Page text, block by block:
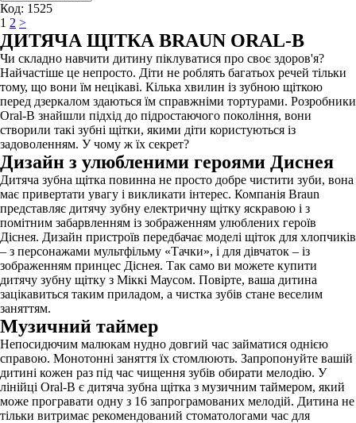
Код: 1525
1 2 >
ДИТЯЧА ЩІТКА BRAUN ORAL-B
Чи складно навчити дитину піклуватися про своє здоров'я?
Найчастіше це непросто. Діти не роблять багатьох речей тільки
тому, що вони їм нецікаві. Кілька хвилин із зубною щіткою
перед дзеркалом здаються їм справжніми тортурами. Розробники
Oral-B знайшли підхід до підростаючого покоління, вони
створили такі зубні щітки, якими діти користуються із
задоволенням. У чому ж їх секрет?
Дизайн з улюбленими героями Диснея
Дитяча зубна щітка повинна не просто добре чистити зуби, вона
має привертати увагу і викликати інтерес. Компанія Braun
представляє дитячу зубну електричну щітку яскравою і з
помітним забарвленням із зображенням улюблених героїв
Діснея. Дизайн пристроїв передбачає моделі щіток для хлопчиків
– з персонажами мультфільму «Тачки», і для дівчаток – із
зображенням принцес Діснея. Так само ви можете купити
дитячу зубну щітку з Міккі Маусом. Повірте, ваша дитина
зацікавиться таким приладом, а чистка зубів стане веселим
заняттям.
Музичний таймер
Непосидючим малюкам нудно довгий час займатися однією
справою. Монотонні заняття їх стомлюють. Запропонуйте вашій
дитині кожен раз під час чищення зубів обирати мелодію. У
лінійці Oral-B є дитяча зубна щітка з музичним таймером, який
може програвати одну з 16 запрограмованих мелодій. Дитина не
тільки витримає рекомендований стоматологами час для